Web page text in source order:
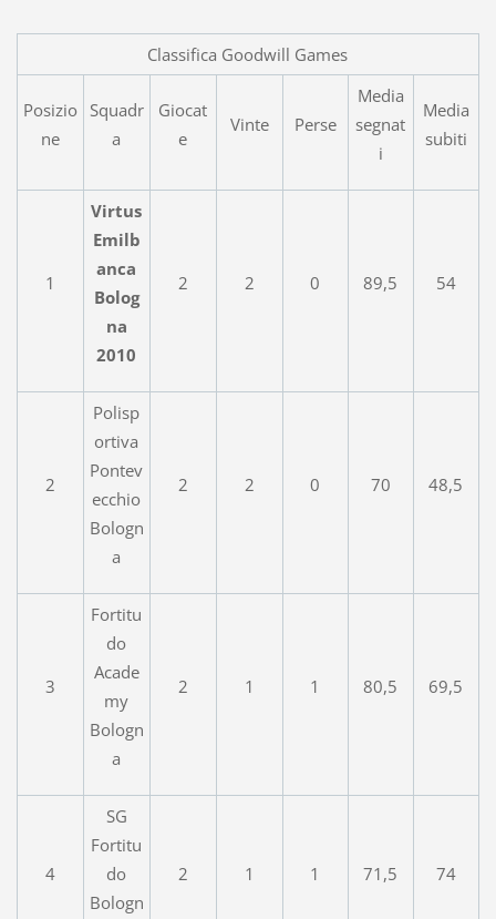
Classifica Goodwill Games
Posizio
ne
Squadr
a
Giocat
e
Vinte Perse
Media
segnat
i
Media
subiti
1
Virtus
Emilb
anca
Bolog
na
2010
2 2 0 89,5 54
2
Polisp
ortiva
Pontev
ecchio
Bologn
a
2 2 0 70 48,5
3
Fortitu
do
Acade
my
Bologn
a
2 1 1 80,5 69,5
4
SG
Fortitu
do
Bologn
2 1 1 71,5 74